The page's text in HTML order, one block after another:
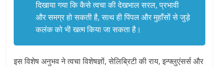
दिखाया गया कि कैसे त्वचा की देखभाल सरल, प्रभावी
और समग्र हो सकती है, साथ ही पिंपल और मुहाँसों से जुड़े
कलंक को भी खत्म किया जा सकता है।
इस विशेष अनुभव ने त्वचा विशेषज्ञों, सेलिब्रिटी की राय, इन्फ्लुएंसर्स और